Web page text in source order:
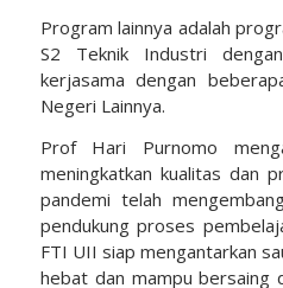
Program lainnya adalah
S2 Teknik Industri
kerjasama dengan
Negeri Lainnya.
Prof Hari Purnomo
meningkatkan kualitas dan
pandemi telah
pendukung proses
FTI UII siap mengantarkan
hebat dan mampu bersaing